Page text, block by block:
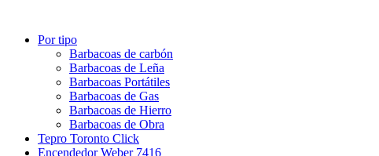
Por tipo
Barbacoas de carbón
Barbacoas de Leña
Barbacoas Portátiles
Barbacoas de Gas
Barbacoas de Hierro
Barbacoas de Obra
Tepro Toronto Click
Encendedor Weber 7416